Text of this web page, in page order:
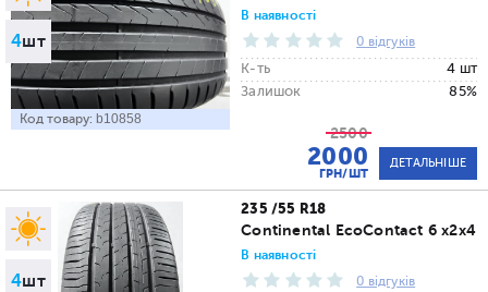
4шт
Код товару: b10858
В наявності
0 відгуків
К-ть
4 шт
Залишок
85%
2500
2000
ГРН/ШТ
ДЕТАЛЬНІШЕ
4шт
235 /55 R18
Continental EcoContact 6 x2x4
В наявності
0 відгуків